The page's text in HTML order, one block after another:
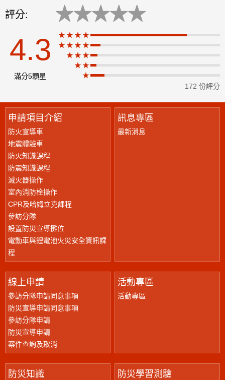
評分: ★★★★★
4.3
滿分5顆星
★★★★
★
★★★★
★★★
★★
★
172 份評分
申請項目介紹
防火宣導車
地震體驗車
防火知識課程
防震知識課程
滅火器操作
室內消防栓操作
CPR及哈姆立克課程
參訪分隊
設置防災宣導攤位
電動車與鋰電池火災安全資訊課
程
訊息專區
最新消息
線上申請
參訪分隊申請同意事項
防災宣導申請同意事項
參訪分隊申請
防災宣導申請
案件查詢及取消
活動專區
活動專區
防災知識 防災學習測驗